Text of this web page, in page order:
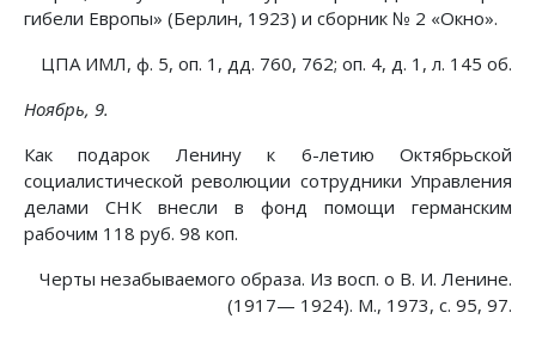
гибели Европы» (Берлин, 1923) и сборник № 2 «Окно».
ЦПА ИМЛ, ф. 5, оп. 1, дд. 760, 762; оп. 4, д. 1, л. 145 об.
Ноябрь, 9.
Как подарок Ленину к 6-летию Октябрьской
социалистической революции сотрудники Управления
делами СНК внесли в фонд помощи германским
рабочим 118 руб. 98 коп.
Черты незабываемого образа. Из восп. о В. И. Ленине.
(1917— 1924). М., 1973, с. 95, 97.